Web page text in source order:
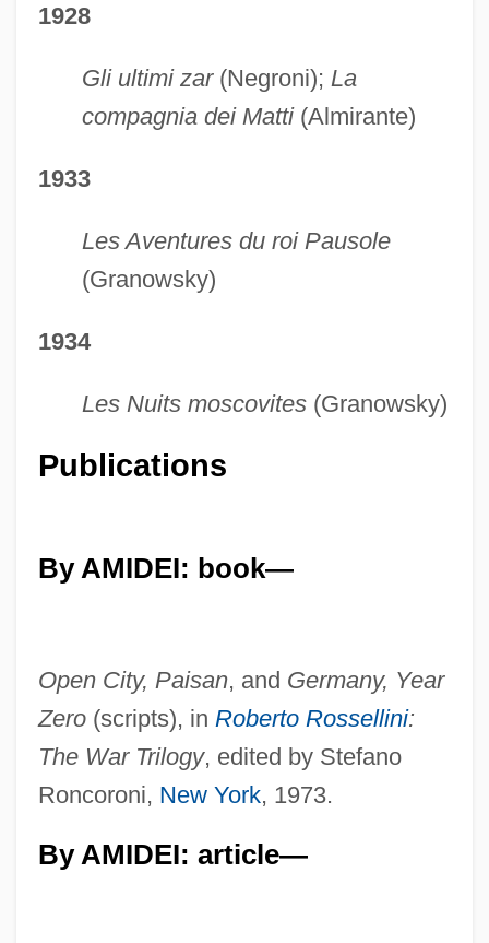
1928
Gli ultimi zar(Negroni); La
compagnia dei Matti(Almirante)
1933
Les Aventures du roi Pausole
(Granowsky)
1934
Les Nuits moscovites(Granowsky)
Publications
By AMIDEI: book—
Open City, Paisan, and Germany, Year
Zero(scripts), in Roberto Rossellini:
The War Trilogy, edited by Stefano
Roncoroni, New York, 1973.
By AMIDEI: article—